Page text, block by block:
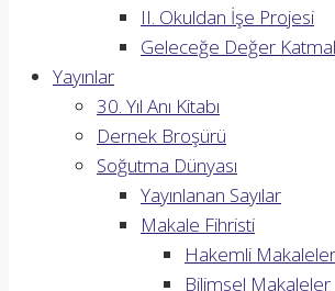
II. Okuldan İşe Projesi
Geleceğe Değer
Yayınlar
30. Yıl Anı Kitabı
Dernek Broşürü
Soğutma Dünyası
Yayınlanan Sayılar
Makale Fihristi
Hakemli Makaleler
Bilimsel Makaleler